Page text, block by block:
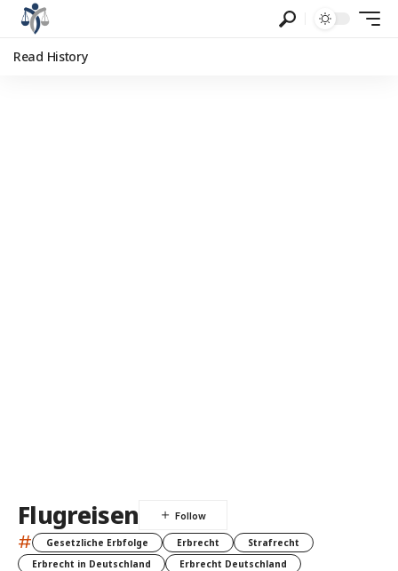
Read History
Flugreisen
# Gesetzliche Erbfolge Erbrecht
Strafrecht
Erbrecht in Deutschland
Erbrecht Deutschland